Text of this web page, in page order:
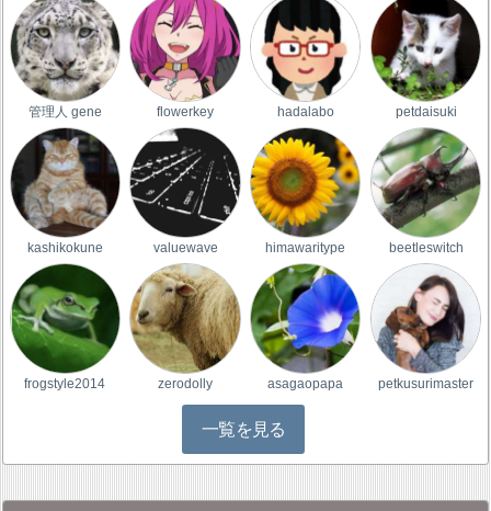
管理人 gene flowerkey hadalabo petdaisuki
kashikokune valuewave himawaritype beetleswitch
frogstyle2014 zerodolly asagaopapa petkusurimaster
一覧を見る